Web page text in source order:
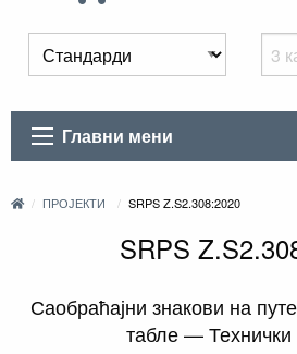
Главни мени
ПРОЈЕКТИ SRPS Z.S2.308:2020
SRPS
Саобраћајни знакови на
табле — Технички